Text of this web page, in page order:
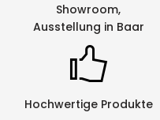
Netzwerkfähig nein
Showroom,
Ausstellung in Baar
Hochwertige Produkte